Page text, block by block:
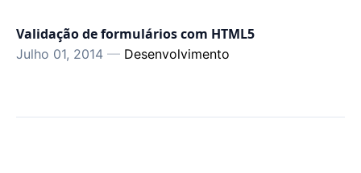
Validação de formulários com HTML5
Julho 01, 2014 — Desenvolvimento